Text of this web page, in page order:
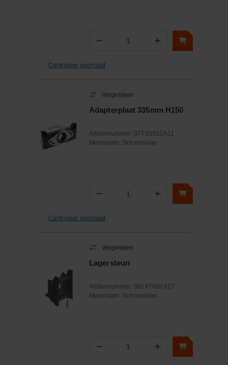
− Aantal +
Controleer voorraad
Vergelijken
Adapterplaat 335mm H150
Artikelnummer: 07733552A11
Merknaam: Scharmüller
− Aantal +
Controleer voorraad
Vergelijken
Lagersteun
Artikelnummer: 00167020A17
Merknaam: Scharmüller
− Aantal +